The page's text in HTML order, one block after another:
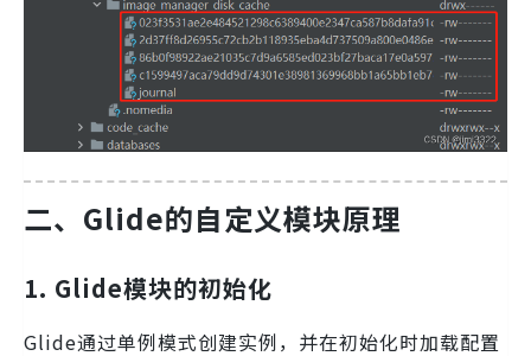
二、Glide的自定义模块原理
1. Glide模块的初始化
Glide通过单例模式创建实例，并在初始化时加载配置